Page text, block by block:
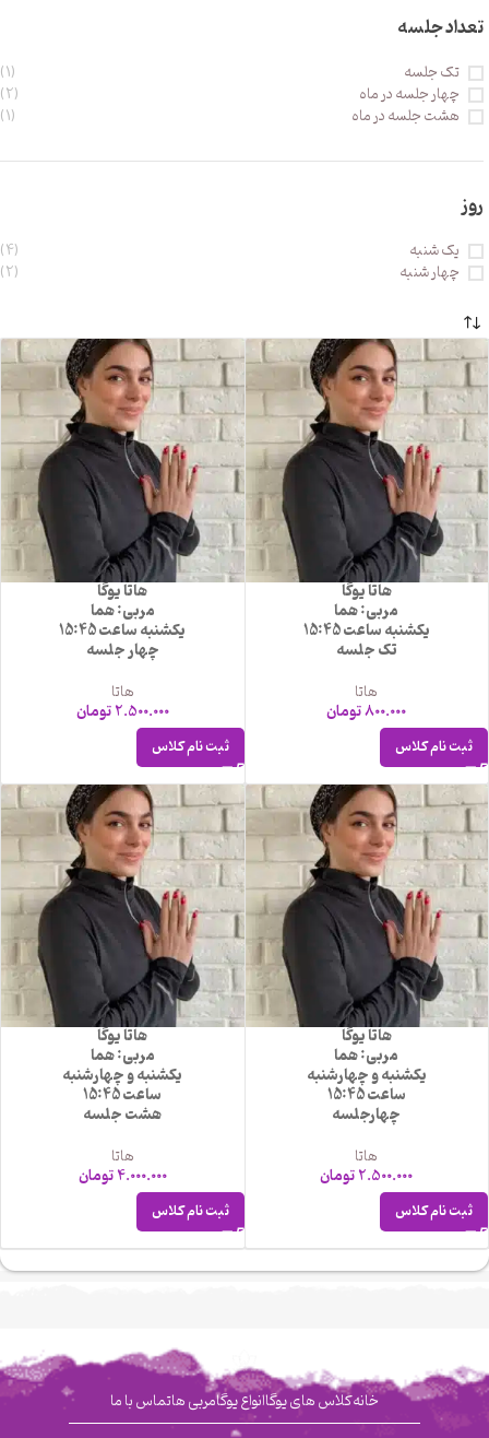
تعداد جلسه
تک جلسه (1)
چهار جلسه در ماه (2)
هشت جلسه در ماه (1)
روز
یک شنبه (4)
چهار شنبه (2)
هاتا یوگا
مربی: هما
یکشنبه ساعت 15:45
تک جلسه
هاتا
800.000تومان
ثبت نام کلاس
هاتا یوگا
مربی: هما
یکشنبه ساعت 15:45
چهار جلسه
هاتا
2.500.000تومان
ثبت نام کلاس
هاتا یوگا
مربی: هما
یکشنبه و چهارشنبه
ساعت 15:45
چهارجلسه
هاتا
2.500.000تومان
ثبت نام کلاس
هاتا یوگا
مربی: هما
یکشنبه و چهارشنبه
ساعت 15:45
هشت جلسه
هاتا
4.000.000تومان
ثبت نام کلاس
خانهکلاس های یوگاانواع یوگامربی هاتماس با ما